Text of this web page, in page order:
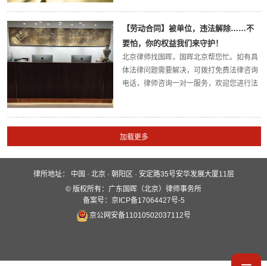
带大家了解一下：劳动关系错综复杂，我到
底是...
【劳动合同】被单位，违法解除……不
要怕，你的权益我们来守护！
北京律师找国晖，国晖北京帮您忙。如有具
体法律问题需要解决，可拨打免费法律咨询
电话，律师咨询一对一服务，欢迎您进行法
要怕...
律所地址： 中国 · 北京 · 朝阳区 · 安定路35号安华发展大厦11层
业务领域 国晖团队
新闻动态 案例分析
© 版权所有：广东国晖（北京）律师事务所
备案号：京ICP备17064427号-5
京公网安备11010502037112号